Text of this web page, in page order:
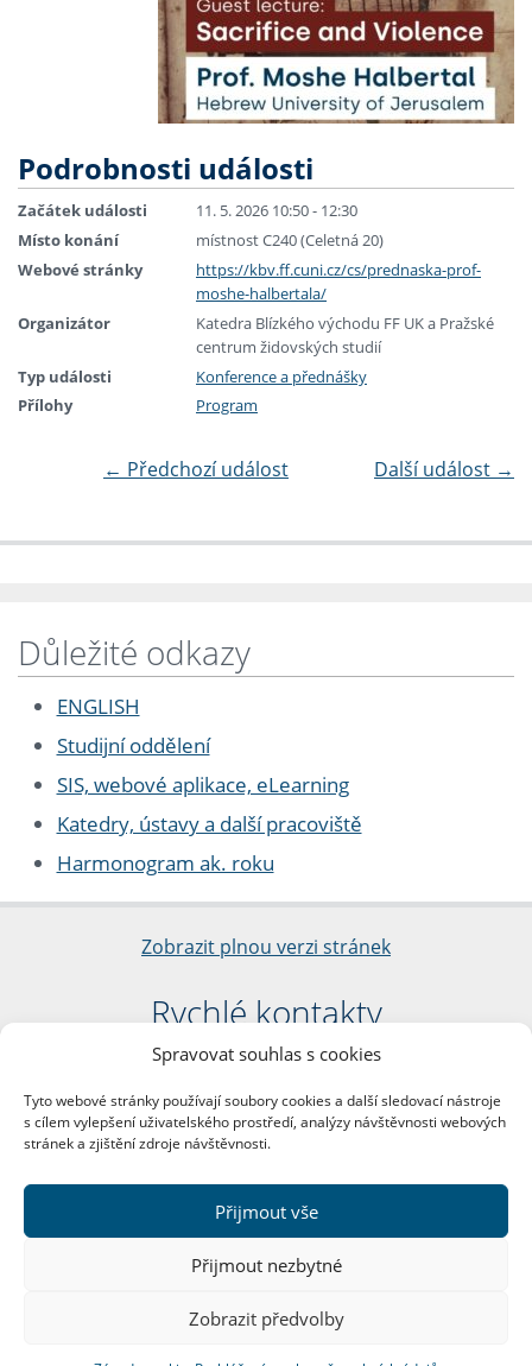
Spravovat souhlas s cookies
Tyto webové stránky používají soubory cookies a další sledovací nástroje
s cílem vylepšení uživatelského prostředí, analýzy návštěvnosti webových
stránek a zjištění zdroje návštěvnosti.
Přijmout vše
Přijmout nezbytné
Zobrazit předvolby
Podrobnosti události
Začátek události
11. 5. 2026 10:50 - 12:30
Místo konání
místnost C240 (Celetná 20)
Webové stránky
https://kbv.ff.cuni.cz/cs/prednaska-prof-
moshe-halbertala/
Organizátor
Katedra Blízkého východu FF UK a Pražské
centrum židovských studií
Typ události
Konference a přednášky
Přílohy
Program
← Předchozí událost Další událost →
Důležité odkazy
ENGLISH
Studijní oddělení
SIS, webové aplikace, eLearning
Katedry, ústavy a další pracoviště
Harmonogram ak. roku
Zobrazit plnou verzi stránek
Rychlé kontakty
Filozofická fakulta
nám. Jana Palacha 1/2
116 38 Praha 1
DIČ: CZ00216208
Další kontakty